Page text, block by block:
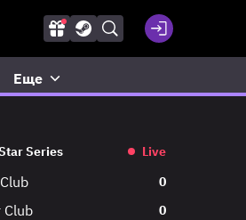
Еще
Series Live
0
Club 0